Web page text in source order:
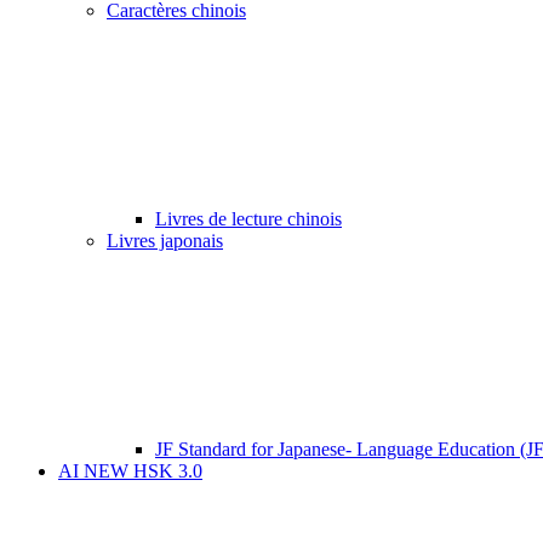
Caractères chinois
Livres de lecture chinois
Livres japonais
JF Standard for Japanese- Language Education
AI NEW HSK 3.0